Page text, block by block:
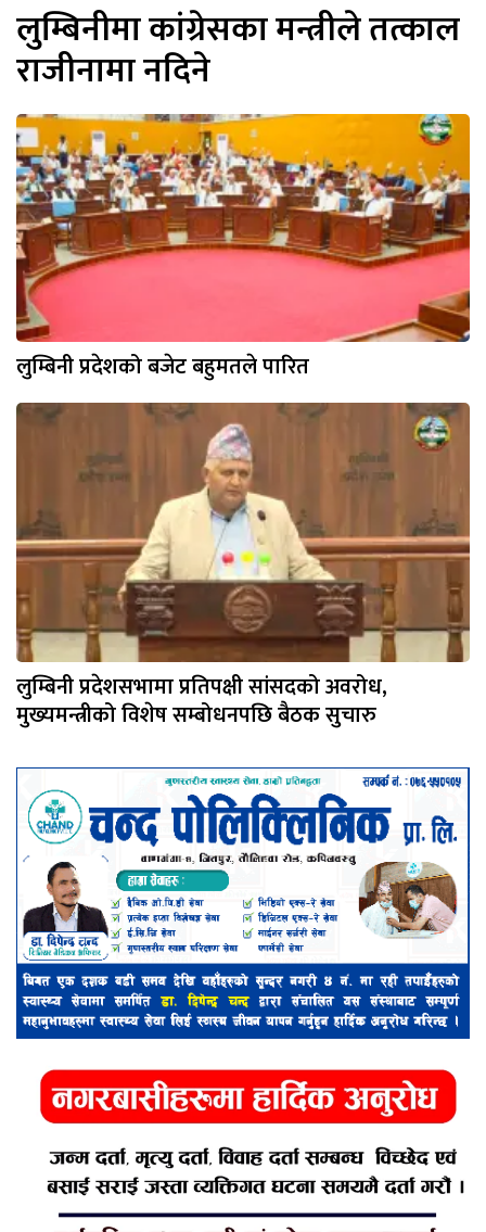
लुम्बिनीमा कांग्रेसका मन्त्रीले तत्काल
राजीनामा नदिने
लुम्बिनी प्रदेशको बजेट बहुमतले पारित
लुम्बिनी प्रदेशसभामा प्रतिपक्षी सांसदको अवरोध,
मुख्यमन्त्रीको विशेष सम्बोधनपछि बैठक सुचारु